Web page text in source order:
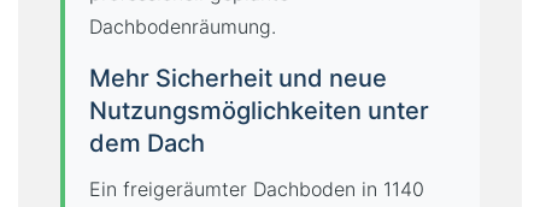
Dachbodenräumung.
Mehr Sicherheit und neue
Nutzungsmöglichkeiten unter
dem Dach
Ein freigeräumter Dachboden in 1140